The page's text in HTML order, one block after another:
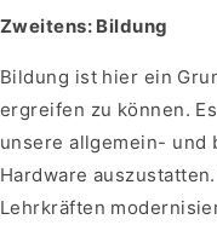
Zweitens: Bildung
Bildung ist hier ein
ergreifen zu können.
unsere allgemein- und
Hardware
Lehrkräften